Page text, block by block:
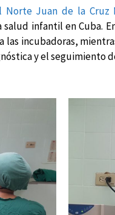
Norte Juan de la Cruz
infantil en Cuba.
las incubadoras,
y el seguimiento